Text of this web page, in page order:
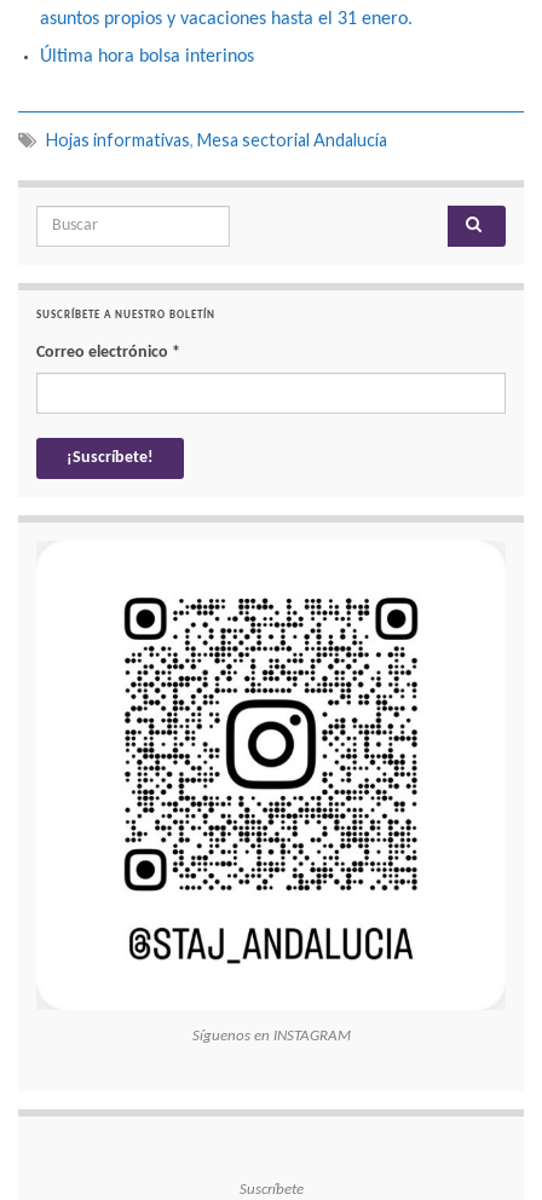
asuntos propios y vacaciones hasta el 31 enero.
Última hora bolsa interinos
Hojas informativas, Mesa sectorial Andalucía
Search for:
SUSCRÍBETE A NUESTRO BOLETÍN
Correo electrónico *
Síguenos en INSTAGRAM
Suscríbete